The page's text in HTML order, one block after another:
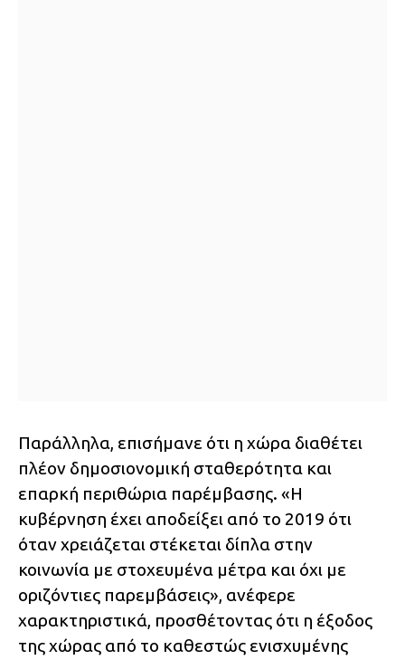
Παράλληλα, επισήμανε ότι η χώρα διαθέτει
πλέον δημοσιονομική σταθερότητα και
επαρκή περιθώρια παρέμβασης. «Η
κυβέρνηση έχει αποδείξει από το 2019 ότι
όταν χρειάζεται στέκεται δίπλα στην
κοινωνία με στοχευμένα μέτρα και όχι με
οριζόντιες παρεμβάσεις», ανέφερε
χαρακτηριστικά, προσθέτοντας ότι η έξοδος
της χώρας από το καθεστώς ενισχυμένης